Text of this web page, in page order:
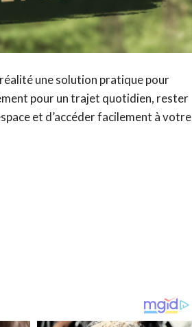
une solution pratique pour
pour un trajet quotidien, rester
et d’accéder facilement à votre